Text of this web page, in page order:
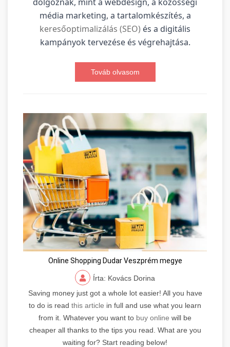
média marketing, a tartalomkészítés, a
keresőoptimalizálás (SEO) és a digitális
kampányok tervezése és végrehajtása.
Továb olvasom
Online Shopping Dudar Veszprém megye
Írta: Kovács Dorina
Saving money just got a whole lot easier! All you have
to do is read this article in full and use what you learn
from it. Whatever you want to buy online will be
cheaper all thanks to the tips you read. What are you
waiting for? Start reading below!